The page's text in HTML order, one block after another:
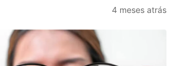
4 meses atrás